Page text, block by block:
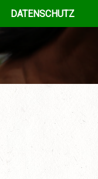
DATENSCHUTZ